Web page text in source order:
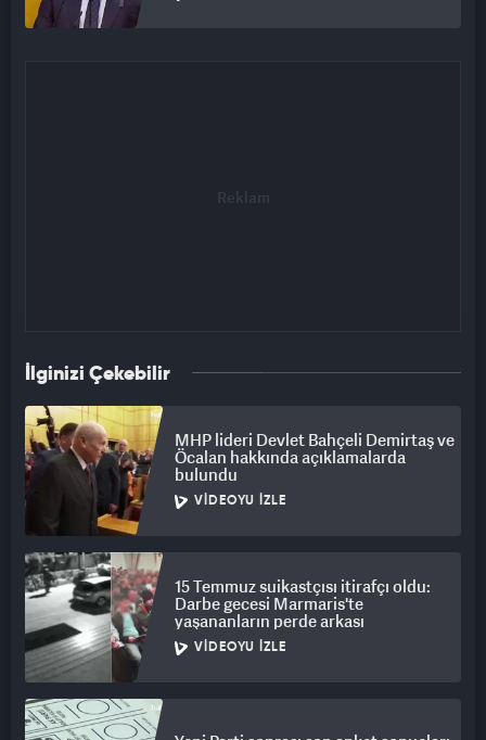
İlginizi Çekebilir
MHP lideri Devlet Bahçeli Demirtaş ve
Öcalan hakkında açıklamalarda
bulundu
VIDEOYU İZLE
15 Temmuz suikastçısı itirafçı oldu:
Darbe gecesi Marmaris'te
yaşananların perde arkası
VIDEOYU İZLE